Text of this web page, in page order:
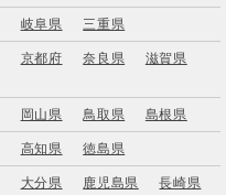
岐阜県 三重県
京都府 奈良県
滋賀県
岡山県 鳥取県 島根県
高知県 徳島県
大分県 鹿児島県
長崎県